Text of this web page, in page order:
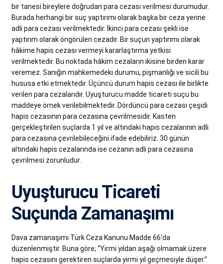
bir tanesi bireylere doğrudan para cezası verilmesi durumudur.
Burada herhangi bir suç yaptırımı olarak başka bir ceza yerine
adli para cezası verilmektedir. İkinci para cezası şekli ise
yaptırım olarak öngörülen cezadır. Bir suçun yaptırımı olarak
hâkime hapis cezası vermeyi kararlaştırma yetkisi
verilmektedir. Bu noktada hâkim cezaların ikisine birden karar
veremez. Sanığın mahkemedeki durumu, pişmanlığı ve sicili bu
hususa etki etmektedir. Üçüncü durum hapis cezası ile birlikte
verilen para cezalarıdır. Uyuşturucu madde ticareti suçu bu
maddeye örnek verilebilmektedir. Dördüncü para cezası çeşidi
hapis cezasının para cezasına çevrilmesidir. Kasten
gerçekleştirilen suçlarda 1 yıl ve altındaki hapis cezalarının adli
para cezasına çevrilebileceğini ifade edebiliriz. 30 günün
altındaki hapis cezalarında ise cezanın adli para cezasına
çevrilmesi zorunludur.
Uyuşturucu Ticareti
Suçunda Zamanaşımı
Dava zamanaşımı Türk Ceza Kanunu Madde 66’da
düzenlenmiştir. Buna göre; “Yirmi yıldan aşağı olmamak üzere
hapis cezasını gerektiren suçlarda yirmi yıl geçmesiyle düşer.”